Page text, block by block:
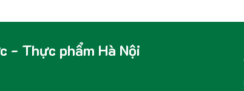
- Thực phẩm Hà Nội